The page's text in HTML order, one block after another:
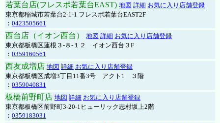
若葉台店(フレスポ若葉台EAST) 地図 詳細 お気に入り店舗登録
東京都稲城市若葉台2-1-1 フレスポ若葉台EAST2F
： 0423505661
西台店（イオン西台） 地図 詳細 お気に入り店舗登録
東京都板橋区蓮根３-８-１２ イオン西台３F
： 0359160561
西友成増店 地図 詳細 お気に入り店舗登録
東京都板橋区成増3丁目11番3号 アクト1 ３階
： 0359040831
板橋前野町店 地図 詳細 お気に入り店舗登録
東京都板橋区前野町3-20-1ヒューリック志村坂上2階
： 0359183031